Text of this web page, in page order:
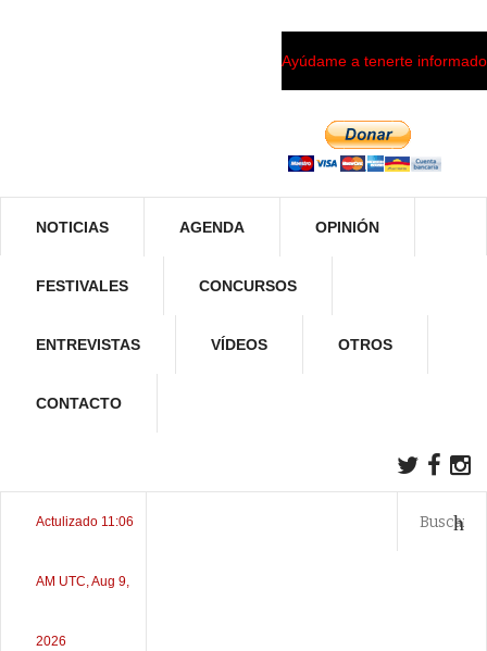
Ayúdame a tenerte informado
NOTICIAS AGENDA OPINIÓN
FESTIVALES CONCURSOS
ENTREVISTAS VÍDEOS OTROS
CONTACTO
Actulizado 11:06
AM UTC, Aug 9,
2026